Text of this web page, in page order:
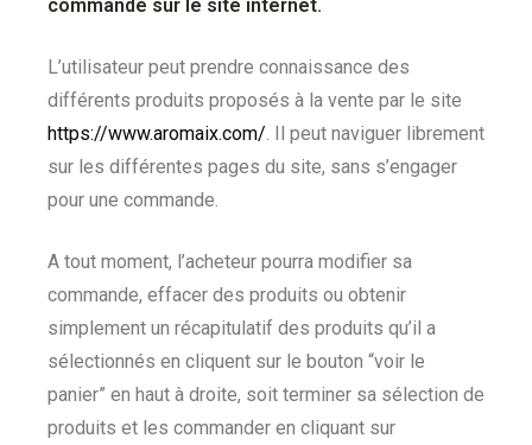
commande sur le site internet.
L’utilisateur peut prendre connaissance des
différents produits proposés à la vente par le site
https://www.aromaix.com/ . Il peut naviguer librement
sur les différentes pages du site, sans s’engager
pour une commande.
A tout moment, l’acheteur pourra modifier sa
commande, effacer des produits ou obtenir
simplement un récapitulatif des produits qu’il a
sélectionnés en cliquent sur le bouton “voir le
panier” en haut à droite, soit terminer sa sélection de
produits et les commander en cliquant sur